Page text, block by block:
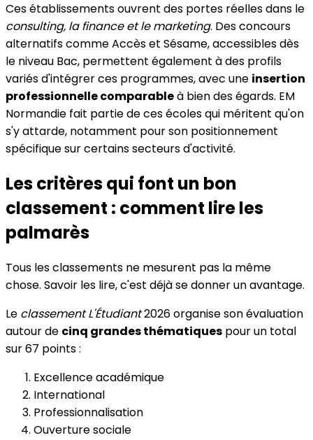
Ces établissements ouvrent des portes réelles dans le
consulting, la finance et le marketing. Des concours
alternatifs comme Accès et Sésame, accessibles dès
le niveau Bac, permettent également à des profils
variés d'intégrer ces programmes, avec une insertion
professionnelle comparableà bien des égards. EM
Normandie fait partie de ces écoles qui méritent qu'on
s'y attarde, notamment pour son positionnement
spécifique sur certains secteurs d'activité.
Les critères qui font un bon
classement : comment lire les
palmarès
Tous les classements ne mesurent pas la même
chose. Savoir les lire, c'est déjà se donner un avantage.
Le classement L'Étudiant2026 organise son évaluation
autour de cinq grandes thématiques pour un total
sur 67 points :
Excellence académique
International
Professionnalisation
Ouverture sociale